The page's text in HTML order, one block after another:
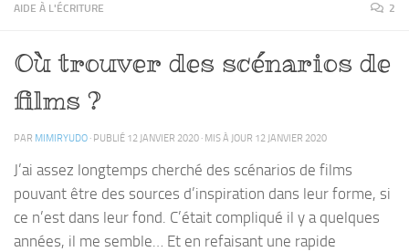
AIDE À L'ÉCRITURE 2
Où trouver des scénarios de
films ?
PAR MIMIRYUDO · PUBLIÉ 12 JANVIER 2020 · MIS À JOUR 12 JANVIER 2020
J’ai assez longtemps cherché des scénarios de films
pouvant être des sources d’inspiration dans leur forme, si
ce n’est dans leur fond. C’était compliqué il y a quelques
années, il me semble… Et en refaisant une rapide